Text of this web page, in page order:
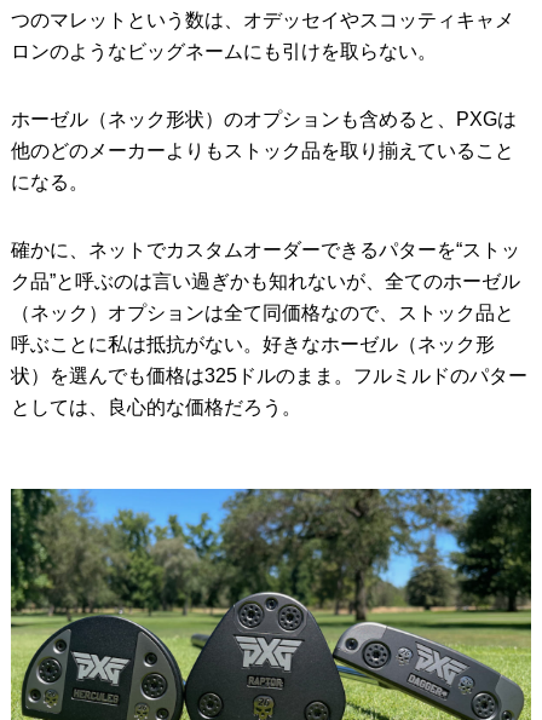
つのマレットという数は、オデッセイやスコッティキャメ
ロンのようなビッグネームにも引けを取らない。
ホーゼル（ネック形状）のオプションも含めると、PXGは
他のどのメーカーよりもストック品を取り揃えていること
になる。
確かに、ネットでカスタムオーダーできるパターを“ストッ
ク品”と呼ぶのは言い過ぎかも知れないが、全てのホーゼル
（ネック）オプションは全て同価格なので、ストック品と
呼ぶことに私は抵抗がない。好きなホーゼル（ネック形
状）を選んでも価格は325ドルのまま。フルミルドのパター
としては、良心的な価格だろう。